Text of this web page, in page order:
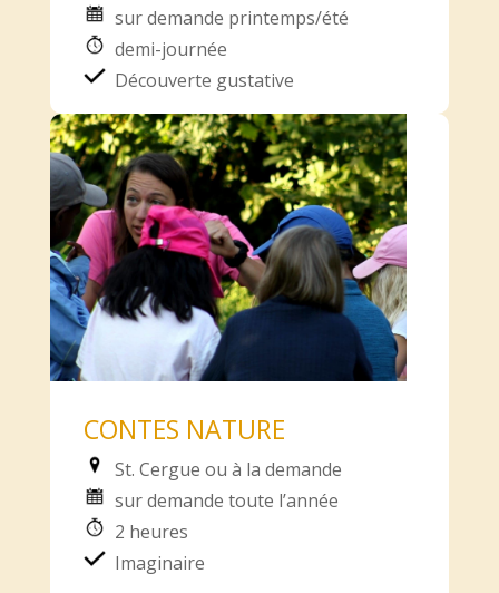
sur demande printemps/été
demi-journée
Découverte gustative
CONTES NATURE
St. Cergue ou à la demande
sur demande toute l’année
2 heures
Imaginaire